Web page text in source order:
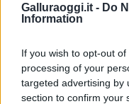
Galluraoggi.it - Do
Information
If you wish to opt-out
processing of your
targeted advertising by
section to confirm your